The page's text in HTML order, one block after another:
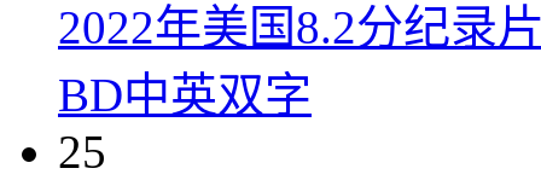
2022年美国8.2分纪录
BD中英双字
25